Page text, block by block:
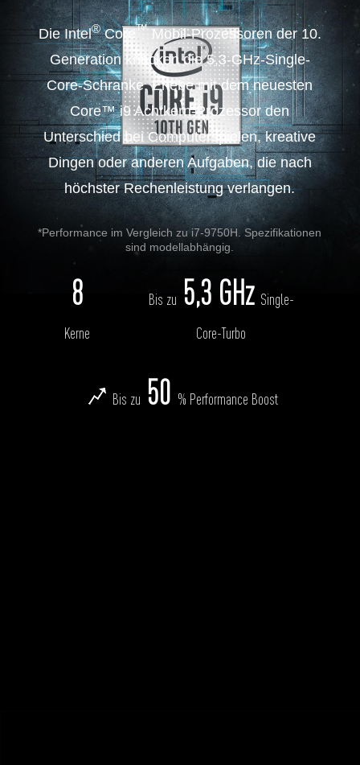
Die Intel®Core™ Mobil-Prozessoren der 10.
Generation knacken die 5,3-GHz-Single-
Core-Schranke. Erlebe mit dem neuesten
Core™ i9 Achtkern-Prozessor den
Unterschied bei Computerspielen, kreative
Dingen oder anderen Aufgaben, die nach
höchster Rechenleistung verlangen.
*Performance im Vergleich zu i7-9750H. Spezifikationen
sind modellabhängig.
8
Kerne
Bis zu 5,3 GHz Single-
Core-Turbo
Bis zu 50 % Performance Boost